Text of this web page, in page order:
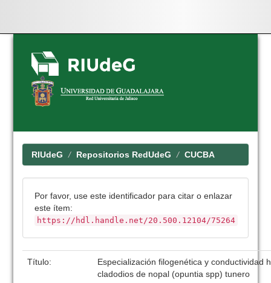
Skip
navigation
RIUdeG Repositorios RedUdeG CUCBA
Por favor, use este identificador para citar o enlazar
este ítem:
https://hdl.handle.net/20.500.12104/75264
Título:
Especialización filogenética y conductividad
cladodios de nopal (opuntia spp) tunero